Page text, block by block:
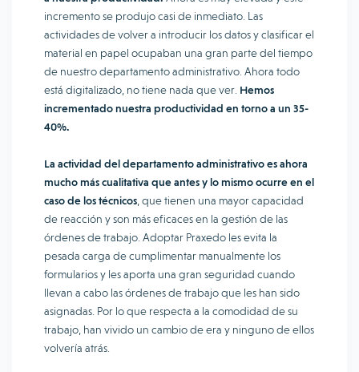
incremento se produjo casi de inmediato. Las
actividades de volver a introducir los datos y clasificar el
material en papel ocupaban una gran parte del tiempo
de nuestro departamento administrativo. Ahora todo
está digitalizado, no tiene nada que ver. Hemos
incrementado nuestra productividad en torno a un 35-
40%.
La actividad del departamento administrativo es ahora
mucho más cualitativa que antes y lo mismo ocurre en el
caso de los técnicos , que tienen una mayor capacidad
de reacción y son más eficaces en la gestión de las
órdenes de trabajo. Adoptar Praxedo les evita la
pesada carga de cumplimentar manualmente los
formularios y les aporta una gran seguridad cuando
llevan a cabo las órdenes de trabajo que les han sido
asignadas. Por lo que respecta a la comodidad de su
trabajo, han vivido un cambio de era y ninguno de ellos
volvería atrás.